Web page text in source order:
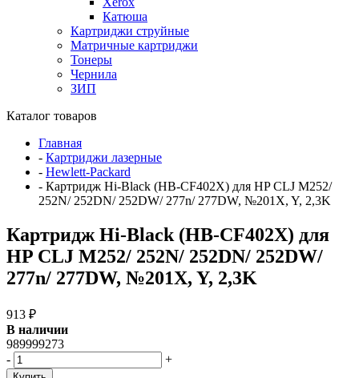
Катюша
Картриджи струйные
Матричные картриджи
Тонеры
Чернила
ЗИП
Каталог товаров
Главная
- Картриджи лазерные
- Hewlett-Packard
- Картридж Hi-Black (HB-CF402X) для HP CLJ M252/
252N/ 252DN/ 252DW/ 277n/ 277DW, №201X, Y, 2,3K
Картридж Hi-Black (HB-CF402X) для
HP CLJ M252/ 252N/ 252DN/ 252DW/
277n/ 277DW, №201X, Y, 2,3K
913 ₽
В наличии
989999273
-
+